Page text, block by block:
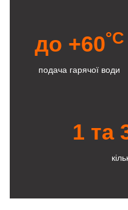
до +60°C
подача гарячої води
1 та